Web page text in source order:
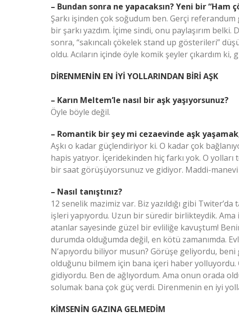
– Bundan sonra ne yapacaksın? Yeni bir “Ham
Şarkı işinden çok soğudum ben. Gerçi referandum
bir şarkı yazdım. İçime sindi, onu paylaşırım belki.
sonra, “sakıncalı çökelek stand up gösterileri”
oldu. Acıların içinde öyle komik şeyler çıkardım
DİRENMENİN EN İYİ YOLLARINDAN BİRİ AŞK
– Karın Meltem’le nasıl bir aşk yaşıyorsunuz?
Öyle böyle değil.
– Romantik bir şey mi cezaevinde aşk
Aşkı o kadar güçlendiriyor ki. O kadar çok
hapis yatıyor. İçeridekinden hiç farkı yok. O
bir saat görüşüyorsunuz ve gidiyor. Maddi-manevi
– Nasıl tanıştınız?
12 senelik mazimiz var. Biz yazıldığı gibi Twiter’da
işleri yapıyordu. Uzun bir süredir birlikteydik.
atanlar sayesinde güzel bir evliliğe kavuştum!
durumda olduğumda değil, en kötü zamanımda.
N’apıyordu biliyor musun? Görüşe geliyordu,
olduğunu bilmem için bana içeri haber yolluyordu.
gidiyordu. Ben de ağlıyordum. Ama onun orada
solumak bana çok güç verdi. Direnmenin en iyi
KİMSENİN GAZINA GELMEDİM